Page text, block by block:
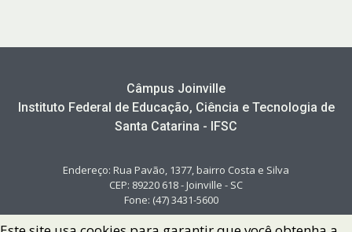
Câmpus Joinville
Instituto Federal de Educação, Ciência e Tecnologia de
Santa Catarina - IFSC
Endereço: Rua Pavão, 1377, bairro Costa e Silva
CEP: 89220 618 - Joinville - SC
Fone: (47) 3431-5600